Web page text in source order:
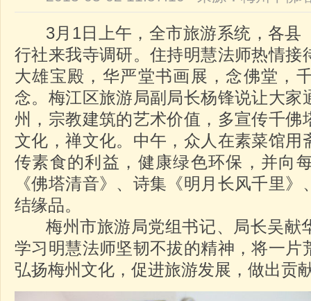
3月1日上午，全市旅游系统，各县
行社来我寺调研。住持明慧法师热情接
大雄宝殿，华严堂书画展，念佛堂，
念。梅江区旅游局副局长杨锋说让大家
州，宗教建筑的艺术价值，多宣传千佛
文化，禅文化。中午，众人在素菜馆用
传素食的利益，健康绿色环保，并向
《佛塔清音》、诗集《明月长风千里
结缘品。
梅州市旅游局党组书记、局长吴献
学习明慧法师坚韧不拔的精神，将一片
弘扬梅州文化，促进旅游发展，做出贡